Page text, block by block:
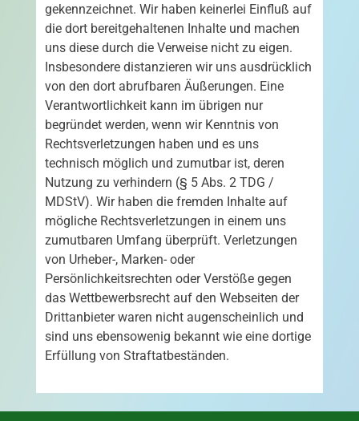
gekennzeichnet. Wir haben keinerlei Einfluß auf
die dort bereitgehaltenen Inhalte und machen
uns diese durch die Verweise nicht zu eigen.
Insbesondere distanzieren wir uns ausdrücklich
von den dort abrufbaren Äußerungen. Eine
Verantwortlichkeit kann im übrigen nur
begründet werden, wenn wir Kenntnis von
Rechtsverletzungen haben und es uns
technisch möglich und zumutbar ist, deren
Nutzung zu verhindern (§ 5 Abs. 2 TDG /
MDStV). Wir haben die fremden Inhalte auf
mögliche Rechtsverletzungen in einem uns
zumutbaren Umfang überprüft. Verletzungen
von Urheber-, Marken- oder
Persönlichkeitsrechten oder Verstöße gegen
das Wettbewerbsrecht auf den Webseiten der
Drittanbieter waren nicht augenscheinlich und
sind uns ebensowenig bekannt wie eine dortige
Erfüllung von Straftatbeständen.